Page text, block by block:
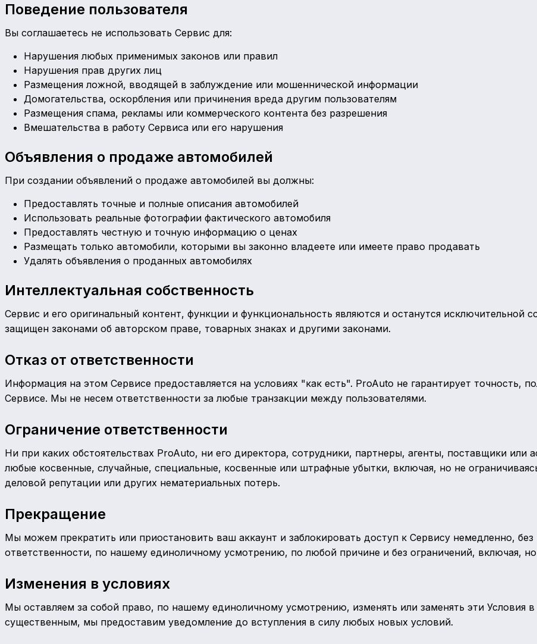
Поведение пользователя
Вы соглашаетесь не использовать Сервис для:
Нарушения любых применимых законов или правил
Нарушения прав других лиц
Размещения ложной, вводящей в заблуждение или мошеннической информации
Домогательства, оскорбления или причинения вреда другим пользователям
Размещения спама, рекламы или коммерческого контента без разрешения
Вмешательства в работу Сервиса или его нарушения
Объявления о продаже автомобилей
При создании объявлений о продаже автомобилей вы должны:
Предоставлять точные и полные описания автомобилей
Использовать реальные фотографии фактического автомобиля
Предоставлять честную и точную информацию о ценах
Размещать только автомобили, которыми вы законно владеете или имеете право продавать
Удалять объявления о проданных автомобилях
Интеллектуальная собственность
Сервис и его оригинальный контент, функции и функциональность являются и останутся исключительной
защищен законами об авторском праве, товарных знаках и другими законами.
Отказ от ответственности
Информация на этом Сервисе предоставляется на условиях "как есть". ProAuto не гарантирует точность,
Сервисе. Мы не несем ответственности за любые транзакции между пользователями.
Ограничение ответственности
Ни при каких обстоятельствах ProAuto, ни его директора, сотрудники, партнеры, агенты, поставщики или
любые косвенные, случайные, специальные, косвенные или штрафные убытки, включая, но не
деловой репутации или других нематериальных потерь.
Прекращение
Мы можем прекратить или приостановить ваш аккаунт и заблокировать доступ к Сервису немедленно,
ответственности, по нашему единоличному усмотрению, по любой причине и без ограничений, включая,
Изменения в условиях
Мы оставляем за собой право, по нашему единоличному усмотрению, изменять или заменять эти Условия
существенным, мы предоставим уведомление до вступления в силу любых новых условий.